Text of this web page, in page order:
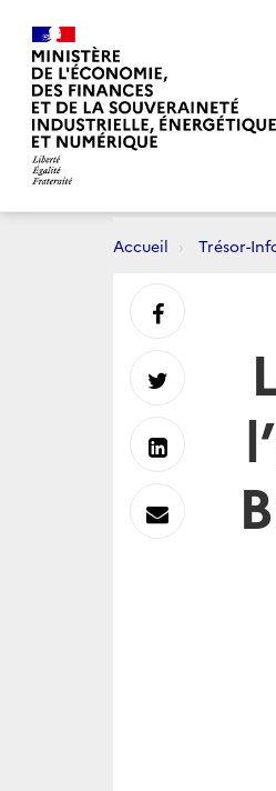
Accueil Trésor-
Partager
sur
Facebook
Partager
sur
Partager
sur
Envoyer